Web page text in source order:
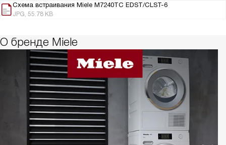
Схема встраивания Miele M7240TC EDST/CLST-6
JPG, 55.78 KB
О бренде Miele